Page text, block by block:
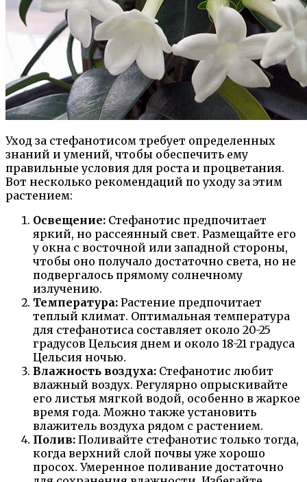
Уход за стефанотисом требует определенных
знаний и умений, чтобы обеспечить ему
правильные условия для роста и процветания.
Вот несколько рекомендаций по уходу за этим
растением:
Освещение: Стефанотис предпочитает
яркий, но рассеянный свет. Размещайте его
у окна с восточной или западной стороны,
чтобы оно получало достаточно света, но не
подвергалось прямому солнечному
излучению.
Температура: Растение предпочитает
теплый климат. Оптимальная температура
для стефанотиса составляет около 20-25
градусов Цельсия днем и около 18-21 градуса
Цельсия ночью.
Влажность воздуха: Стефанотис любит
влажный воздух. Регулярно опрыскивайте
его листья мягкой водой, особенно в жаркое
время года. Можно также установить
влажитель воздуха рядом с растением.
Полив: Поливайте стефанотис только тогда,
когда верхний слой почвы уже хорошо
просох. Умеренное поливание достаточно